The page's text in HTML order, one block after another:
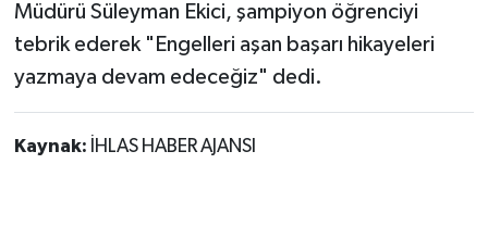
Müdürü Süleyman Ekici, şampiyon öğrenciyi
tebrik ederek "Engelleri aşan başarı hikayeleri
yazmaya devam edeceğiz" dedi.
Kaynak: İHLAS HABER AJANSI